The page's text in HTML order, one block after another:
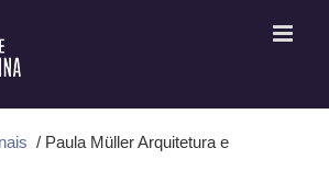
/ Paula Müller Arquitetura e